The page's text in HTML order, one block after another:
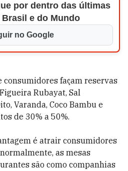
por dentro das últimas
e do Mundo
no Google
façam reservas
Rubayat, Sal
Varanda, Coco Bambu e
de 30% a 50%.
é atrair consumidores
as mesas
são como companhias